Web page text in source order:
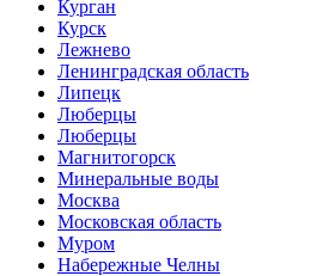
Курган
Курск
Лежнево
Ленинградская область
Липецк
Люберцы
Люберцы
Магнитогорск
Минеральные воды
Москва
Московская область
Муром
Набережные Челны